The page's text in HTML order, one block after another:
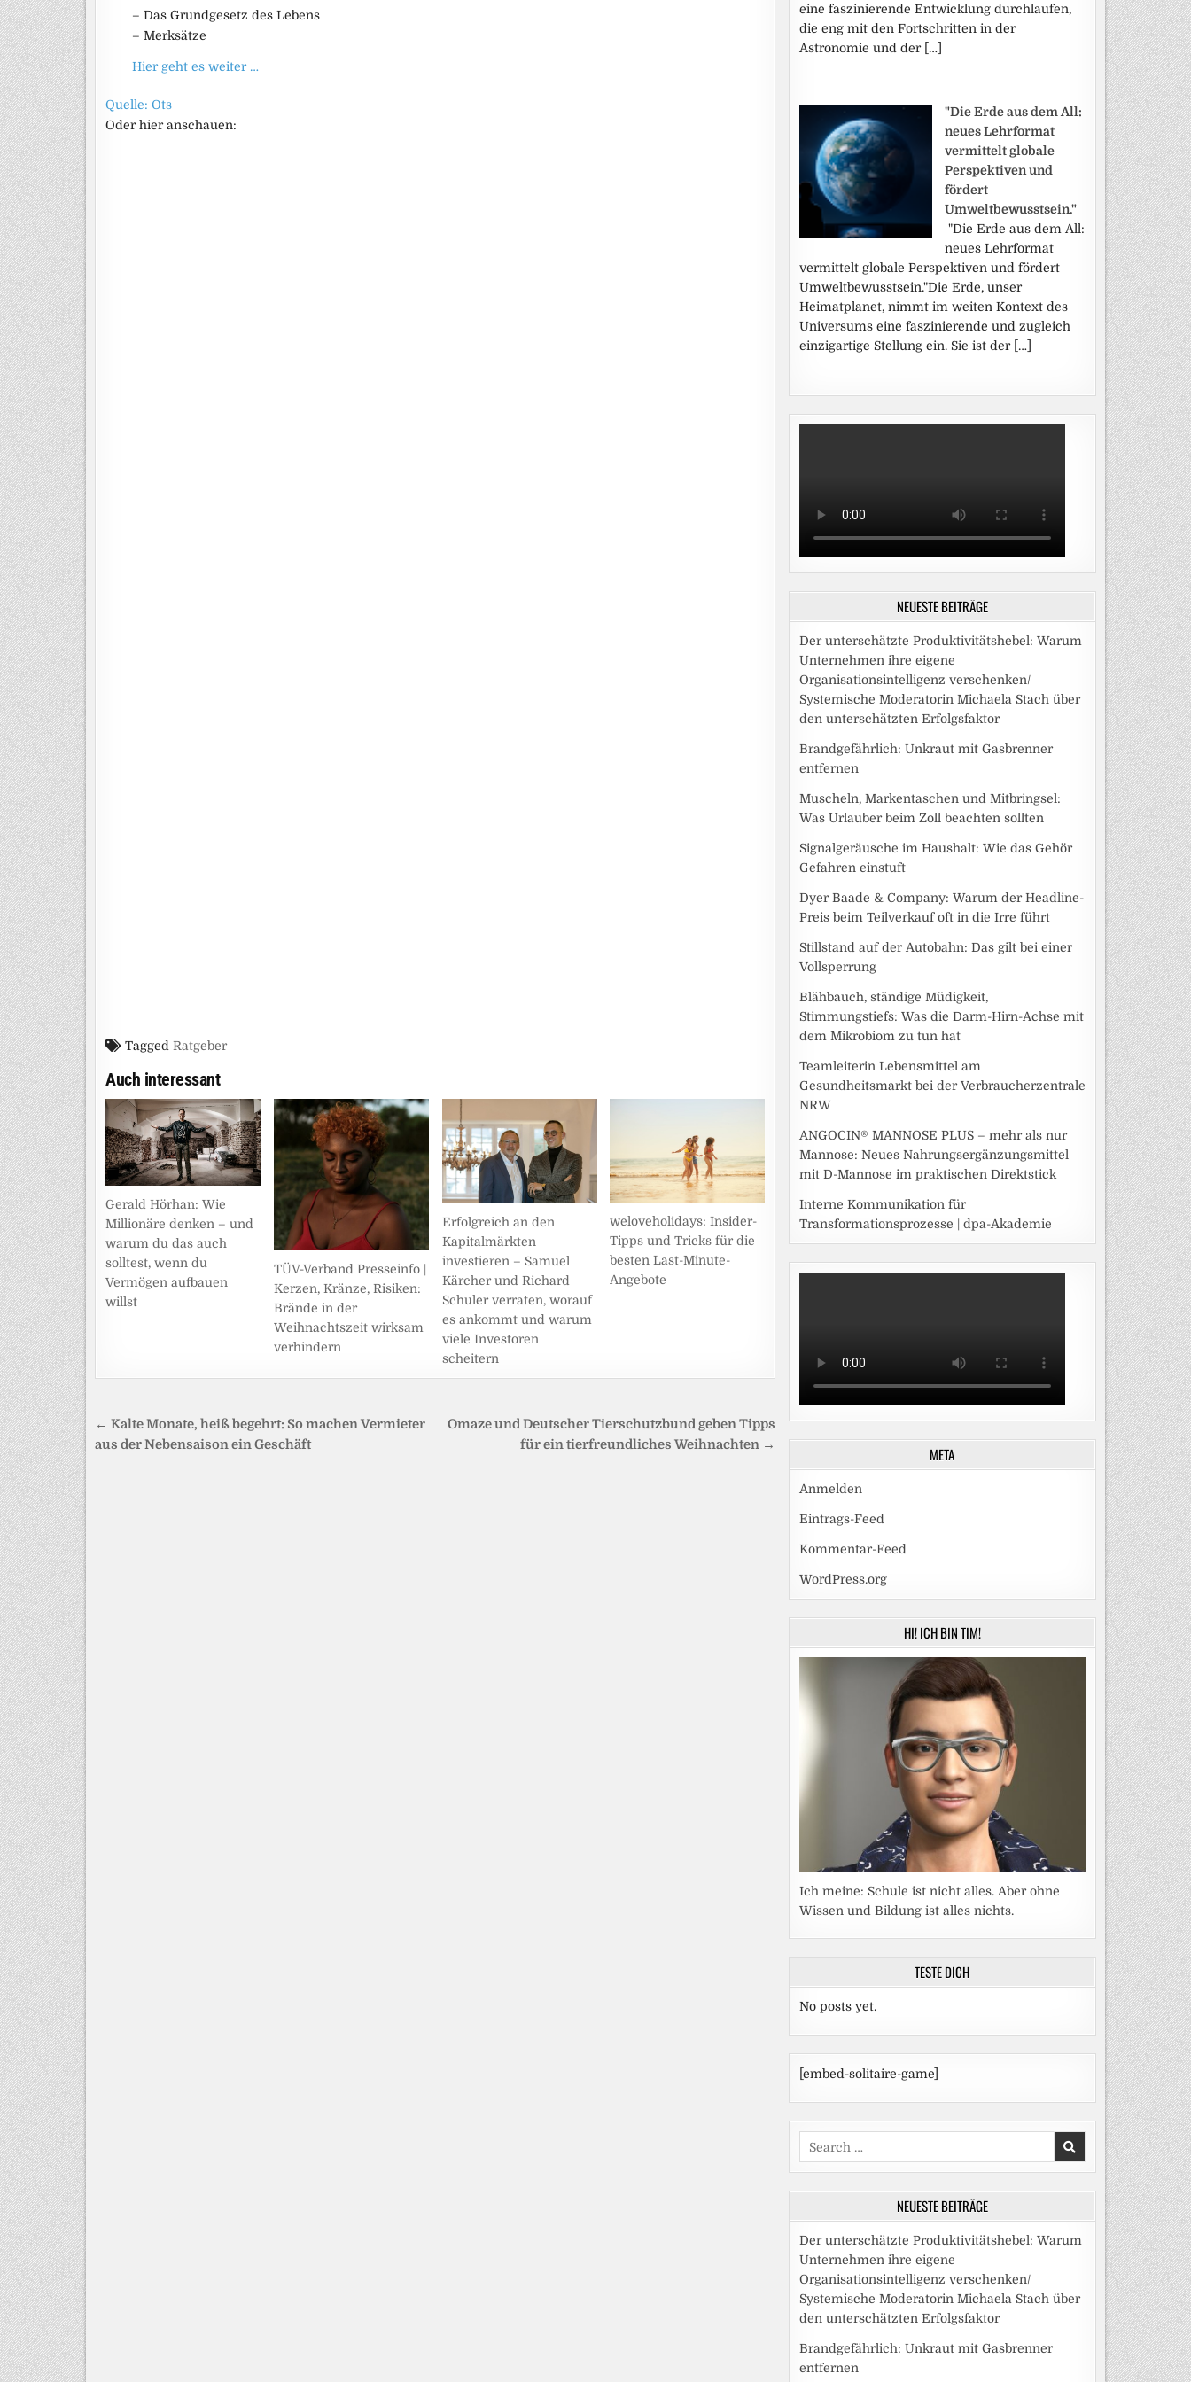
– Das Grundgesetz des Lebens
– Merksätze
Hier geht es weiter …
Quelle: Ots
Oder hier anschauen:
Tagged Ratgeber
Auch interessant
Gerald Hörhan: Wie
Millionäre denken – und
warum du das auch
solltest, wenn du
Vermögen aufbauen
willst
TÜV-Verband Presseinfo |
Kerzen, Kränze, Risiken:
Brände in der
Weihnachtszeit wirksam
verhindern
Erfolgreich an den
Kapitalmärkten
investieren – Samuel
Kärcher und Richard
Schuler verraten, worauf
es ankommt und warum
viele Investoren
scheitern
weloveholidays: Insider-
Tipps und Tricks für die
besten Last-Minute-
Angebote
Beitragsnavigation
Omaze und Deutscher Tierschutzbund geben Tipps
für ein tierfreundliches Weihnachten →
← Kalte Monate, heiß begehrt: So machen Vermieter
aus der Nebensaison ein Geschäft
eine faszinierende Entwicklung durchlaufen,
die eng mit den Fortschritten in der
Astronomie und der […]
"Die Erde aus dem All:
neues Lehrformat
vermittelt globale
Perspektiven und
fördert
Umweltbewusstsein."
"Die Erde aus dem All:
neues Lehrformat
vermittelt globale Perspektiven und fördert
Umweltbewusstsein."Die Erde, unser
Heimatplanet, nimmt im weiten Kontext des
Universums eine faszinierende und zugleich
einzigartige Stellung ein. Sie ist der […]
NEUESTE BEITRÄGE
Der unterschätzte Produktivitätshebel: Warum
Unternehmen ihre eigene
Organisationsintelligenz verschenken/
Systemische Moderatorin Michaela Stach über
den unterschätzten Erfolgsfaktor
Brandgefährlich: Unkraut mit Gasbrenner
entfernen
Muscheln, Markentaschen und Mitbringsel:
Was Urlauber beim Zoll beachten sollten
Signalgeräusche im Haushalt: Wie das Gehör
Gefahren einstuft
Dyer Baade & Company: Warum der Headline-
Preis beim Teilverkauf oft in die Irre führt
Stillstand auf der Autobahn: Das gilt bei einer
Vollsperrung
Blähbauch, ständige Müdigkeit,
Stimmungstiefs: Was die Darm-Hirn-Achse mit
dem Mikrobiom zu tun hat
Teamleiterin Lebensmittel am
Gesundheitsmarkt bei der Verbraucherzentrale
NRW
ANGOCIN® MANNOSE PLUS – mehr als nur
Mannose: Neues Nahrungsergänzungsmittel
mit D-Mannose im praktischen Direktstick
Interne Kommunikation für
Transformationsprozesse | dpa-Akademie
META
Anmelden
Eintrags-Feed
Kommentar-Feed
WordPress.org
HI! ICH BIN TIM!
Ich meine: Schule ist nicht alles. Aber ohne
Wissen und Bildung ist alles nichts.
TESTE DICH
No posts yet.
[embed-solitaire-game]
Search
for:
NEUESTE BEITRÄGE
Der unterschätzte Produktivitätshebel: Warum
Unternehmen ihre eigene
Organisationsintelligenz verschenken/
Systemische Moderatorin Michaela Stach über
den unterschätzten Erfolgsfaktor
Brandgefährlich: Unkraut mit Gasbrenner
entfernen